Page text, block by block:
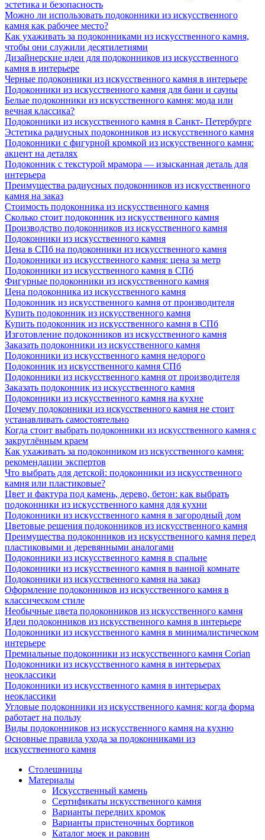
эстетика и безопасность
Можно ли использовать подоконники из искусственного
камня как рабочее место?
Как ухаживать за подоконниками из искусственного камня,
чтобы они служили десятилетиями
Дизайнерские идеи для подоконников из искусственного
камня в интерьере
Черные подоконники из искусственного камня в интерьере
Подоконники из искусственного камня для бани и сауны
Белые подоконники из искусственного камня: мода или
вечная классика?
Подоконники из искусственного камня в Санкт- Петербурге
Эстетика радиусных подоконников из искусственного камня
Подоконники с фигурной кромкой из искусственного камня:
акцент на деталях
Подоконник с текстурой мрамора — изысканная деталь для
интерьера
Преимущества радиусных подоконников из искусственного
камня на заказ
Стоимость подоконника из искусственного камня
Сколько стоит подоконник из искусственного камня
Производство подоконников из искусственного камня
Подоконники из искусственного камня
Цена в СПб на подоконники из искусственного камня
Подоконники из искусственного камня: цена за метр
Подоконники из искусственного камня в СПб
Фигурные подоконники из искусственного камня
Цена подоконника из искусственного камня
Подоконник из искусственного камня от производителя
Купить подоконник из искусственного камня
Купить подоконник из искусственного камня в СПб
Изготовление подоконников из искусственного камня
Заказать подоконники из искусственного камня
Подоконники из искусственного камня недорого
Подоконник из искусственного камня СПб
Подоконники из искусственного камня от производителя
Заказать подоконник из искусственного камня
Подоконники из искусственного камня на кухне
Почему подоконники из искусственного камня не стоит
устанавливать самостоятельно
Когда стоит выбрать подоконники из искусственного камня с
закруглённым краем
Как ухаживать за подоконником из искусственного камня:
рекомендации экспертов
Что выбрать для детской: подоконники из искусственного
камня или пластиковые?
Цвет и фактура под камень, дерево, бетон: как выбрать
подоконники из искусственного камня для кухни
Подоконники из искусственного камня в загородный дом
Цветовые решения подоконников из искусственного камня
Преимущества подоконников из искусственного камня перед
пластиковыми и деревянными аналогами
Подоконники из искусственного камня в спальне
Подоконники из искусственного камня в ванной комнате
Подоконники из искусственного камня на заказ
Оформление подоконников из искусственного камня в
классическом стиле
Необычные цвета подоконников из искусственного камня
Идеи подоконников из искусственного камня в интерьере
Подоконники из искусственного камня в минималистическом
интерьере
Премиальные подоконники из искусственного камня Corian
Подоконники из искусственного камня в интерьерах
неоклассики
Подоконники из искусственного камня в интерьерах
неоклассики
Угловые подоконники из искусственного камня: когда форма
работает на пользу
Виды подоконников из искусственного камня на кухню
Основные правила ухода за подоконниками из
искусственного камня
Столешницы
Материалы
Искусственный камень
Сертификаты искусственного камня
Варианты передних кромок
Варианты пристеночных бортиков
Каталог моек и раковин